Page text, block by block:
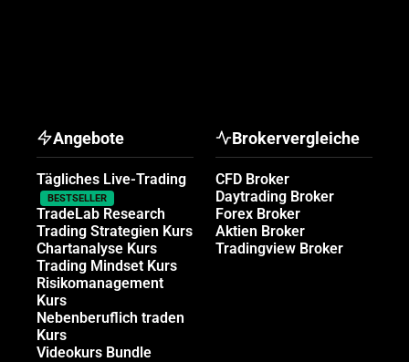
Angebote
Tägliches Live-Trading
BESTSELLER
TradeLab Research
Trading Strategien Kurs
Chartanalyse Kurs
Trading Mindset Kurs
Risikomanagement
Kurs
Nebenberuflich traden
Kurs
Videokurs Bundle
Brokervergleiche
CFD Broker
Daytrading Broker
Forex Broker
Aktien Broker
Tradingview Broker